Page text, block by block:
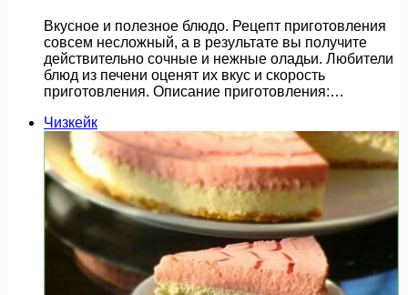
Вкусное и полезное блюдо. Рецепт приготовления
совсем несложный, а в результате вы получите
действительно сочные и нежные оладьи. Любители
блюд из печени оценят их вкус и скорость
приготовления. Описание приготовления:…
Чизкейк